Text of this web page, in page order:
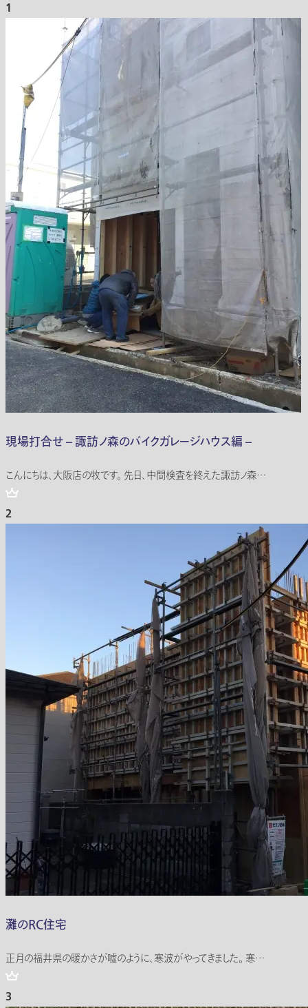
1
現場打合せ – 諏訪ノ森のバイクガレージハウス編 –
こんにちは、大阪店の牧です。 先日、中間検査を終えた諏訪ノ森…
2
灘のRC住宅
正月の福井県の暖かさが嘘のように、寒波がやってきました。 寒…
3